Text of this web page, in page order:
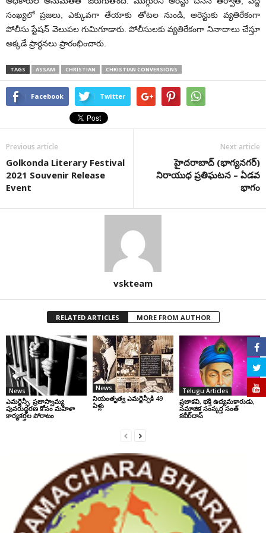
సంఖ్యలో ప్రజలు, ఎక్కువగా తేయాకు తోటల నుండి, అరెస్టుకు వ్యతిరేకంగా
పోలీసు స్టేషన్ వెలుపల గుమిగూడారు. పోలీసులకు వ్యతిరేకంగా నినాదాలు చేస్తూ
అక్కడే ప్రార్థనలు ప్రారంభించారు.
TAGS ASSAM CHRISTIAN CHRISTIAN CONVERSIONS
Facebook Twitter
Previous article
Golkonda Literary Festival
2021 Souvenir Release
Event
Next article
హైద‌రాబాద్ (భాగ్య‌న‌గ‌ర్‌)
నిరాయుధ ప్రతిఘటన – ఏడ‌వ
భాగం
vskteam
RELATED ARTICLES MORE FROM AUTHOR
News
ఎమర్జెన్సీ: ప్రజాస్వామ్య
పునరుద్ధరణ కోసం మహిళా
కార్యకర్తల పోరాటం
News
నియంతృత్వ ఎమర్జెన్సీకి 49
ఏళ్లు
Telugu Articles
ప్రజాకవి, భక్తి ఉద్యమకారుడు,
సమాజిక సంస్కర్త సంత్‌
కబీర్‌దాస్‌